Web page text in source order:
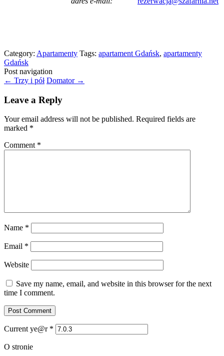
Category: Apartamenty Tags: apartament Gdańsk, apartamenty
Gdańsk
Post navigation
← Trzy i pół Domator →
Leave a Reply
Your email address will not be published. Required fields are
marked *
Comment *
Name *
Email *
Website
Save my name, email, and website in this browser for the next
time I comment.
Current ye@r *
O stronie